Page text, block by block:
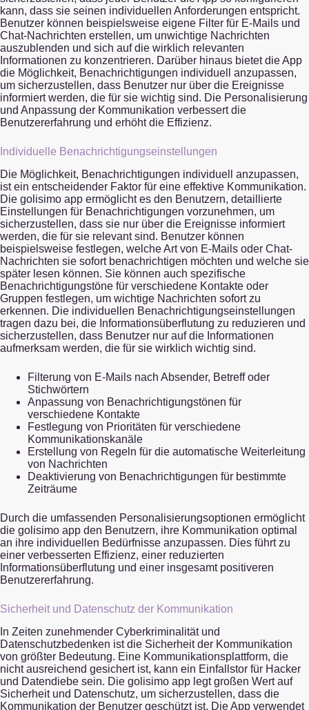
kann, dass sie seinen individuellen Anforderungen entspricht.
Benutzer können beispielsweise eigene Filter für E-Mails und
Chat-Nachrichten erstellen, um unwichtige Nachrichten
auszublenden und sich auf die wirklich relevanten
Informationen zu konzentrieren. Darüber hinaus bietet die App
die Möglichkeit, Benachrichtigungen individuell anzupassen,
um sicherzustellen, dass Benutzer nur über die Ereignisse
informiert werden, die für sie wichtig sind. Die Personalisierung
und Anpassung der Kommunikation verbessert die
Benutzererfahrung und erhöht die Effizienz.
Individuelle Benachrichtigungseinstellungen
Die Möglichkeit, Benachrichtigungen individuell anzupassen,
ist ein entscheidender Faktor für eine effektive Kommunikation.
Die golisimo app ermöglicht es den Benutzern, detaillierte
Einstellungen für Benachrichtigungen vorzunehmen, um
sicherzustellen, dass sie nur über die Ereignisse informiert
werden, die für sie relevant sind. Benutzer können
beispielsweise festlegen, welche Art von E-Mails oder Chat-
Nachrichten sie sofort benachrichtigen möchten und welche sie
später lesen können. Sie können auch spezifische
Benachrichtigungstöne für verschiedene Kontakte oder
Gruppen festlegen, um wichtige Nachrichten sofort zu
erkennen. Die individuellen Benachrichtigungseinstellungen
tragen dazu bei, die Informationsüberflutung zu reduzieren und
sicherzustellen, dass Benutzer nur auf die Informationen
aufmerksam werden, die für sie wirklich wichtig sind.
Filterung von E-Mails nach Absender, Betreff oder
Stichwörtern
Anpassung von Benachrichtigungstönen für
verschiedene Kontakte
Festlegung von Prioritäten für verschiedene
Kommunikationskanäle
Erstellung von Regeln für die automatische Weiterleitung
von Nachrichten
Deaktivierung von Benachrichtigungen für bestimmte
Zeiträume
Durch die umfassenden Personalisierungsoptionen ermöglicht
die golisimo app den Benutzern, ihre Kommunikation optimal
an ihre individuellen Bedürfnisse anzupassen. Dies führt zu
einer verbesserten Effizienz, einer reduzierten
Informationsüberflutung und einer insgesamt positiveren
Benutzererfahrung.
Sicherheit und Datenschutz der Kommunikation
In Zeiten zunehmender Cyberkriminalität und
Datenschutzbedenken ist die Sicherheit der Kommunikation
von größter Bedeutung. Eine Kommunikationsplattform, die
nicht ausreichend gesichert ist, kann ein Einfallstor für Hacker
und Datendiebe sein. Die golisimo app legt großen Wert auf
Sicherheit und Datenschutz, um sicherzustellen, dass die
Kommunikation der Benutzer geschützt ist. Die App verwendet